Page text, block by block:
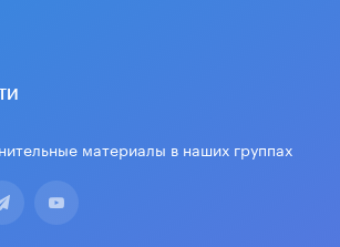
материалы в наших группах